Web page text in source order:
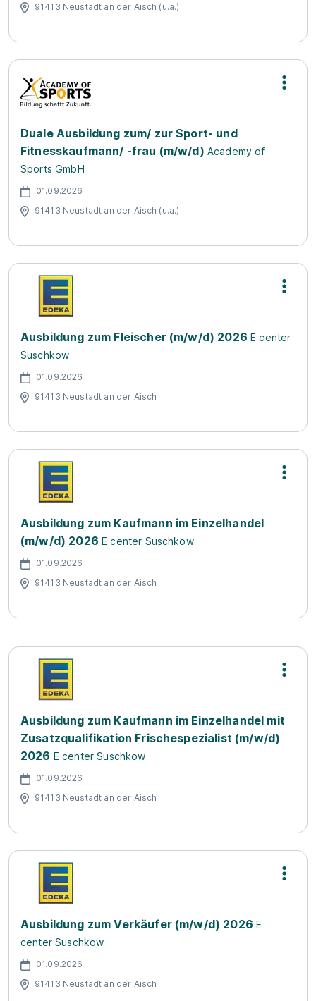
91413 Neustadt an der Aisch (u.a.)
Duale Ausbildung zum/ zur Sport- und
Fitnesskaufmann/ -frau (m/w/d) Academy of
Sports GmbH
01.09.2026
91413 Neustadt an der Aisch (u.a.)
Ausbildung zum Fleischer (m/w/d) 2026 E center
Suschkow
01.09.2026
91413 Neustadt an der Aisch
Ausbildung zum Kaufmann im Einzelhandel
(m/w/d) 2026 E center Suschkow
01.09.2026
91413 Neustadt an der Aisch
Ausbildung zum Kaufmann im Einzelhandel mit
Zusatzqualifikation Frischespezialist (m/w/d)
2026 E center Suschkow
01.09.2026
91413 Neustadt an der Aisch
Ausbildung zum Verkäufer (m/w/d) 2026 E
center Suschkow
01.09.2026
91413 Neustadt an der Aisch